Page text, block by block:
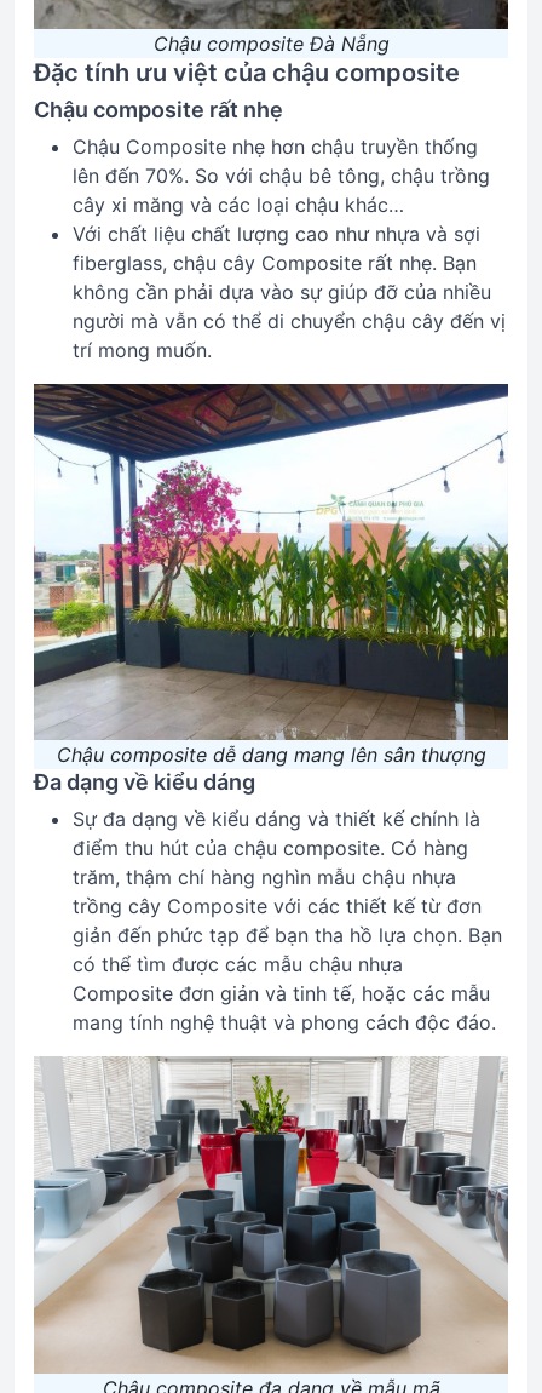
Chậu composite Đà Nẵng
Đặc tính ưu việt của chậu composite
Chậu composite rất nhẹ
Chậu Composite nhẹ hơn chậu truyền thống
lên đến 70%. So với chậu bê tông, chậu trồng
cây xi măng và các loại chậu khác…
Với chất liệu chất lượng cao như nhựa và sợi
fiberglass, chậu cây Composite rất nhẹ. Bạn
không cần phải dựa vào sự giúp đỡ của nhiều
người mà vẫn có thể di chuyển chậu cây đến vị
trí mong muốn.
Chậu composite dễ dang mang lên sân thượng
Đa dạng về kiểu dáng
Sự đa dạng về kiểu dáng và thiết kế chính là
điểm thu hút của chậu composite. Có hàng
trăm, thậm chí hàng nghìn mẫu chậu nhựa
trồng cây Composite với các thiết kế từ đơn
giản đến phức tạp để bạn tha hồ lựa chọn. Bạn
có thể tìm được các mẫu chậu nhựa
Composite đơn giản và tinh tế, hoặc các mẫu
mang tính nghệ thuật và phong cách độc đáo.
Chậu composite đa dạng về mẫu mã